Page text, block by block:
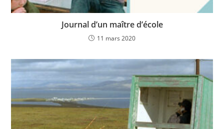
Journal d’un maître d’école
11 mars 2020